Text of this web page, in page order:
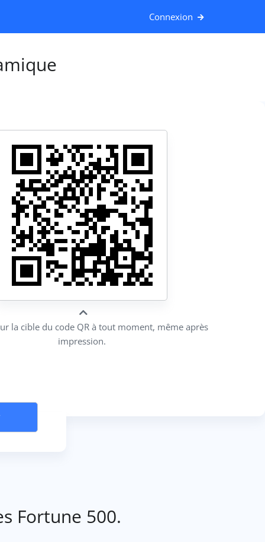
Connexion
la cible du code QR à tout moment, même après
impression.
Fortune 500.